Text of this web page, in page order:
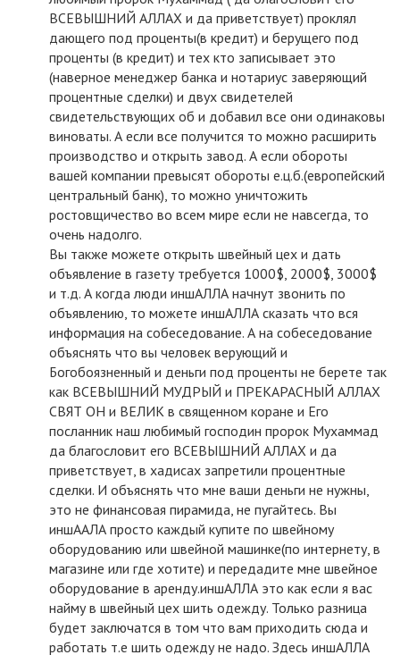
ВСЕВЫШНИЙ АЛЛАХ и да приветствует) проклял
дающего под проценты(в кредит) и берущего под
проценты (в кредит) и тех кто записывает это
(наверное менеджер банка и нотариус заверяющий
процентные сделки) и двух свидетелей
свидетельствующих об и добавил все они одинаковы
виноваты. А если все получится то можно расширить
производство и открыть завод. А если обороты
вашей компании превысят обороты е.ц.б.(европейский
центральный банк), то можно уничтожить
ростовщичество во всем мире если не навсегда, то
очень надолго.
Вы также можете открыть швейный цех и дать
объявление в газету требуется 1000$, 2000$, 3000$
и т.д. А когда люди иншАЛЛА начнут звонить по
объявлению, то можете иншАЛЛА сказать что вся
информация на собеседование. А на собеседование
объяснять что вы человек верующий и
Богобоязненный и деньги под проценты не берете так
как ВСЕВЫШНИЙ МУДРЫЙ и ПРЕКАРАСНЫЙ АЛЛАХ
СВЯТ ОН и ВЕЛИК в священном коране и Его
посланник наш любимый господин пророк Мухаммад
да благословит его ВСЕВЫШНИЙ АЛЛАХ и да
приветствует, в хадисах запретили процентные
сделки. И объяснять что мне ваши деньги не нужны,
это не финансовая пирамида, не пугайтесь. Вы
иншААЛА просто каждый купите по швейному
оборудованию или швейной машинке(по интернету, в
магазине или где хотите) и передадите мне швейное
оборудование в аренду.иншАЛЛА это как если я вас
найму в швейный цех шить одежду. Только разница
будет заключатся в том что вам приходить сюда и
работать т.е шить одежду не надо. Здесь иншАЛЛА